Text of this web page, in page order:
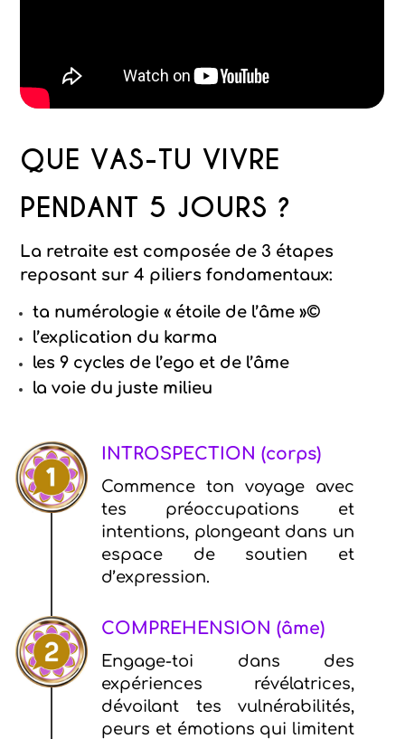
QUE VAS-TU VIVRE
PENDANT 5 JOURS ?
La retraite est composée de 3 étapes
reposant sur4 piliers fondamentaux:
ta numérologie « étoile de l’âme »©
l’explication du karma
les 9 cycles de l’ego et de l’âme
la voie du juste milieu
INTROSPECTION (corps)
Commence ton voyage avec
tes préoccupations et
intentions, plongeant dans un
espace de soutien et
d’expression.
COMPREHENSION (âme)
Engage-toi dans des
expériences révélatrices,
dévoilant tes vulnérabilités,
peurs et émotions qui limitent